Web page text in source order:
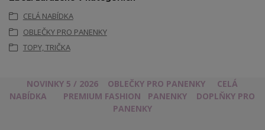
CELÁ NABÍDKA
OBLEČKY PRO PANENKY
TOPY, TRIČKA
NOVINKY 5 / 2026 OBLEČKY PRO PANENKY
CELÁ
NABÍDKA
PREMIUM FASHION PANENKY
DOPLŇKY PRO
PANENKY